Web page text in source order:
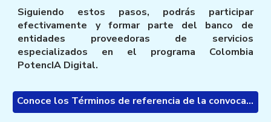
Siguiendo estos pasos, podrás participar
efectivamente y formar parte del banco de
entidades proveedoras de servicios
especializados en el programa Colombia
PotencIA Digital.
Conoce los Términos de referencia de la convocatoria de Servicios Especializados 🡪